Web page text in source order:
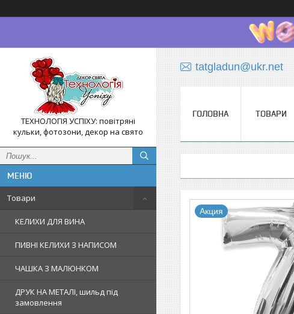
ТЕХНОЛОГІЯ УСПІХУ: повітряні
кульки, фотозони, декор на свято
Товари
КЕЛИХИ ДЛЯ ВИНА
ПИВНІ КЕЛИХИ З НАПИСОМ
ЧАШКА З МАЛЮНКОМ
ДРУК НА МЕТАЛІ, шильд під
замовлення
tatgladun@ukr.net
ГОЛОВНА ТОВАРИ
Акция